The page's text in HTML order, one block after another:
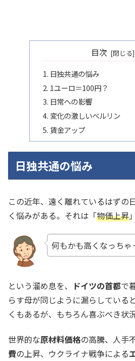
目次
日独共通の悩み
1ユーロ＝100円？
日常への影響
変化の激しいベルリン
賃金アップ
日独共通の悩み
この近年、遠く離れているはずの
く悩みがある。それは「物価上昇
何もかも高くなっち
という溜め息を、 ドイツの首都で
らす母が同じように漏らしている
くもあるが、もちろん喜ぶべき状
世界的な原材料価格の高騰、人手
費の上昇、ウクライナ戦争による